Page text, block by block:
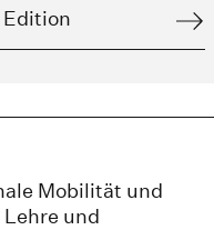
Edition
Mobilität und
und